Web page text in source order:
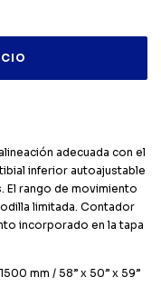
adecuada con el
inferior autoajustable
El rango de movimiento
limitada. Contador
incorporado en la tapa
mm / 58” x 50” x 59”